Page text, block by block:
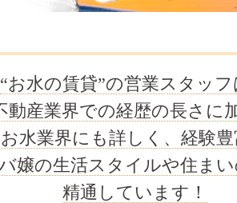
“お水の賃貸”の営業スタッ
動産業界での経歴の長さに
お水業界にも詳しく、経験
嬢の生活スタイルや住ま
精通しています！